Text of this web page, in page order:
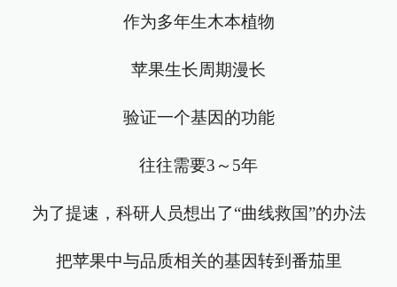
作为多年生木本植物
苹果生长周期漫长
验证一个基因的功能
往往需要3～5年
为了提速，科研人员想出了“曲线救国”的办法
把苹果中与品质相关的基因转到番茄里